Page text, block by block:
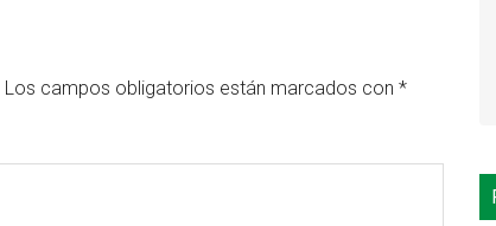
Los campos obligatorios están marcados con *